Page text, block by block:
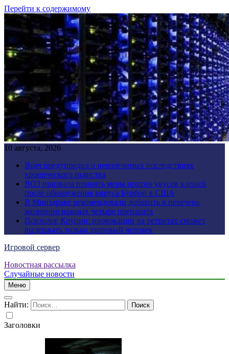
Перейти к содержимому
10 августа, 2026
Врач предупредил о неизлечимых последствиях
хронического пьянства
ВОЗ призвала принять меры против укусов клещей
после обнаружения вируса Бурбон в США
В Минздраве рекомендовали добавить в перечень
жизненно важных четыре препарата
Психолог Крупин: провокации на ретритах сможет
выдержать только здоровый человек
Игровой сервер
Новостная рассылка
Случайные новости
Меню
Найти:
Заголовки